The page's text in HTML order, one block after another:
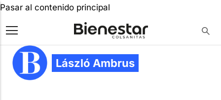
Pasar al contenido principal
László Ambrus